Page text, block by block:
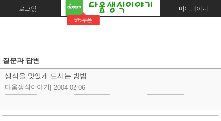
로그인 회원가입
5%쿠폰
주문조회 마이페이지
질문과 답변
생식을 맛있게 드시는 방법.
다움생식이야기 2004-02-06